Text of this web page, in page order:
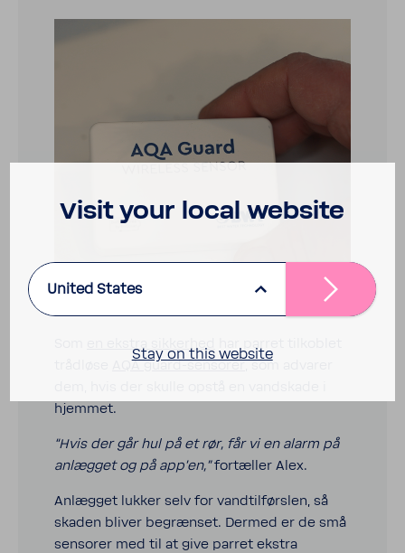
AQA guard-​sensorer, som advarer
hjemmet.
“Hvis der går hul på et rør, får vi en alarm på
anlægget og på app’en,”fortæller Alex.
Anlægget lukker selv for vandtil­førslen, så
skaden bliver begrænset. Dermed er de små
sensorer med til at give parret ekstra
Visit your local website
United States
Stay on this website